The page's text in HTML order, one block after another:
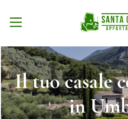
Il tuo casale
in